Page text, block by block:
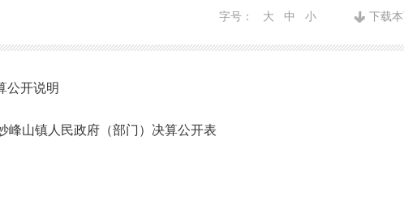
下载本
字号： 大 中 小
公开说明
峰山镇人民政府（部门）决算公开表